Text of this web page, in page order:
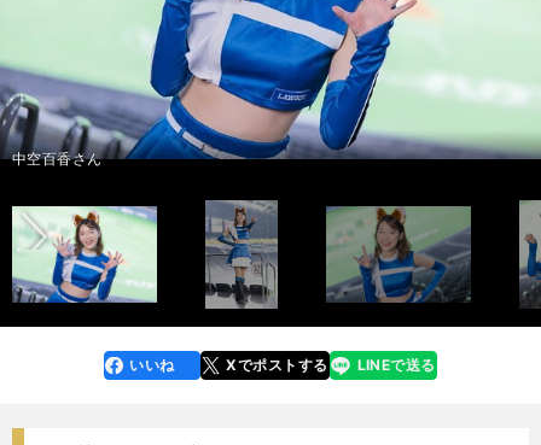
滝谷美夢さん
photo by Tatematsu Naozumi
インタビュー記事はこちら＞＞
西崎光さん
安達小春さん
中空百香さん
工藤彩音さん
澤田せりさん
田中杏奈さん
インタビュー記事はこちら＞＞
桑原優香さん
日戸琴音さん
吉田桃子さん
清水麻矢さん
阿部美海さん
インタビュー記事はこちら＞＞
photo by Tatematsu Naozumi
前へ
faceboo
k
いいね Xでポストする
line LINEで送る